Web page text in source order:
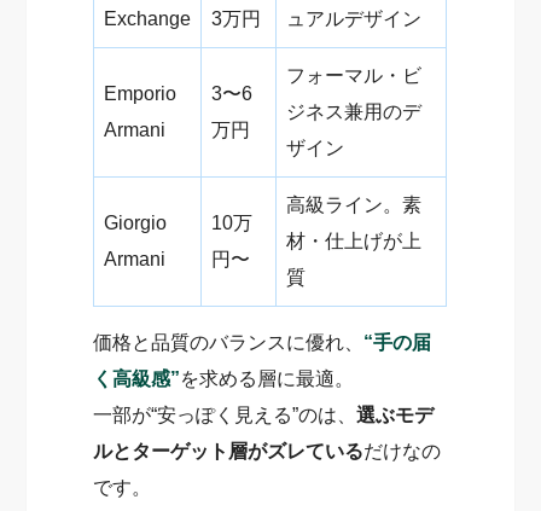
Exchange
3万円
ュアルデザイン
Emporio
Armani
3〜6
万円
フォーマル・ビ
ジネス兼用のデ
ザイン
Giorgio
Armani
10万
円〜
高級ライン。素
材・仕上げが上
質
価格と品質のバランスに優れ、 “手の届
く高級感”を求める層に最適。
一部が“安っぽく見える”のは、選ぶモデ
ルとターゲット層がズレているだけなの
です。